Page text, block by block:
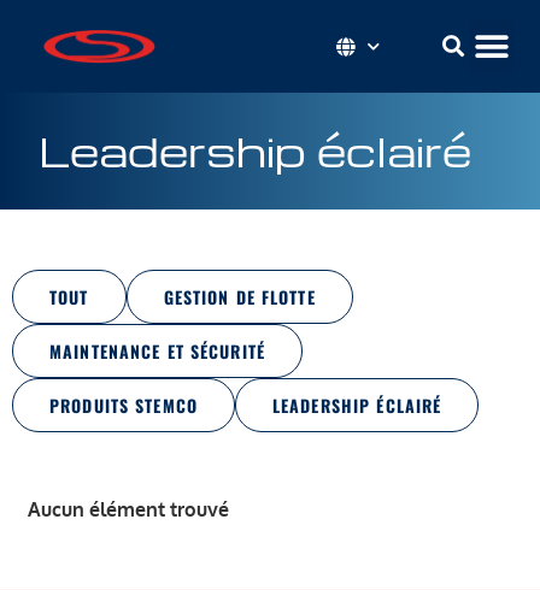
Leadership éclairé
TOUT GESTION DE FLOTTE
MAINTENANCE ET SÉCURITÉ
PRODUITS STEMCO LEADERSHIP ÉCLAIRÉ
Aucun élément trouvé